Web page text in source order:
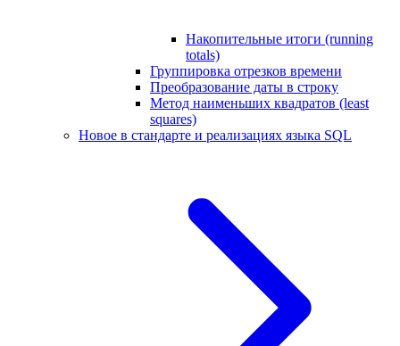
Накопительные итоги (running
totals)
Группировка отрезков времени
Преобразование даты в строку
Метод наименьших квадратов (least
squares)
Новое в стандарте и реализациях языка SQL